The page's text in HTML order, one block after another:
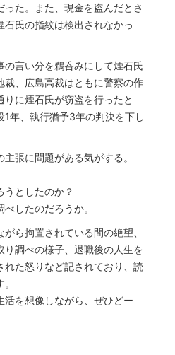
った。また、現金を盗んだとさ
石氏の指紋は検出されなかっ
の言い分を鵜呑みにして煙石氏
裁、広島高裁はともに警察の作
りに煙石氏が窃盗を行ったと
1年、執行猶予3年の判決を下し
張に問題がある気がする。
うとしたのか？
したのだろうか。
ら拘置されている間の絶望、
り調べの様子、退職後の人生を
れた怒りなど記されており、読
活を想像しながら、ぜひどー